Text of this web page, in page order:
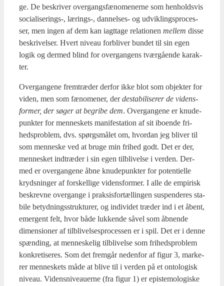
ge. De beskri­ver over­gangs­fæ­no­me­ner­ne som hen­holds­vis
socialiserings‑, lærings‑, dan­nel­ses- og udvik­lings­pro­ces­
ser, men ingen af dem kan iagt­ta­ge rela­tio­nen mel­lem dis­se
beskri­vel­ser. Hvert niveau for­bli­ver bun­det til sin egen
logik og der­med blind for over­gan­gens tvær­gå­en­de karak­
ter.
Over­gan­ge­ne frem­træ­der der­for ikke blot som objek­ter for
viden, men som fæno­me­ner, derdesta­bi­li­se­rer de videns­
for­mer, der søger at begri­be dem. Over­gan­ge­ne er knu­de­
punk­ter for men­ne­skets mani­fe­sta­tion af sit ibo­en­de fri­
heds­pro­blem, dvs. spørgs­må­let om, hvor­dan jeg bli­ver til
som men­ne­ske ved at bru­ge min fri­hed godt. Det er der,
men­ne­sket ind­træ­der i sin egen til­bli­vel­se i ver­den. Der­
med er over­gan­ge­ne åbne knu­de­punk­ter for poten­ti­el­le
kryds­nin­ger af for­skel­li­ge videns­for­mer. I alle de empi­risk
beskrev­ne over­gan­ge i prak­sis­for­tæl­lin­gen sus­pen­de­res sta­
bi­le betyd­nings­struk­tu­rer, og indi­vi­det træ­der ind i et åbent,
emer­gent felt, hvor både luk­ken­de såvel som åbnen­de
dimen­sio­ner af til­bli­vel­ses­pro­ces­sen er i spil. Det er i den­ne
spæn­ding, at men­ne­ske­lig til­bli­vel­se som fri­heds­pro­blem
kon­kre­ti­se­res. Som det frem­går neden­for af figur 3, mar­ke­
rer men­ne­skets måde at bli­ve til i ver­den på et onto­lo­gisk
niveau. Videns­ni­veau­er­ne (fra figur 1) er epi­ste­mo­lo­gi­ske